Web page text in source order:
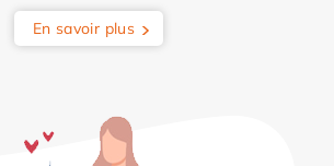
En savoir plus